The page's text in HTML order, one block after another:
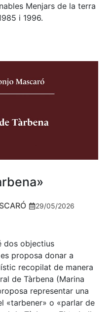
Menjars de la terra
i 1996.
29/05/2026
dos objectius
proposa donar a
recopilat de manera
de Tàrbena (Marina
representar una
«tarbener» o «parlar de